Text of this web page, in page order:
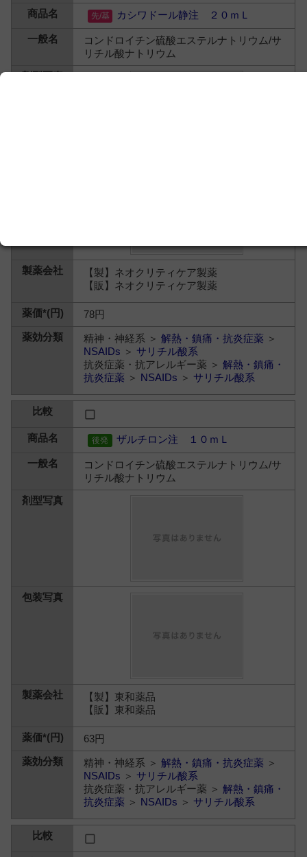
カシワドール静注 ２０ｍＬ
コンドロイチン硫酸エステルナトリウム/サ
リチル酸ナトリウム
【製】ネオクリティケア製薬
【販】ネオクリティケア製薬
78円
精神・神経系 ＞解熱・鎮痛・抗炎症薬 ＞
NSAIDs ＞ サリチル酸系
抗炎症薬・抗アレルギー薬 ＞解熱・鎮痛・
抗炎症薬 ＞ NSAIDs ＞ サリチル酸系
ザルチロン注 １０ｍＬ
コンドロイチン硫酸エステルナトリウム/サ
リチル酸ナトリウム
【製】東和薬品
【販】東和薬品
63円
精神・神経系 ＞解熱・鎮痛・抗炎症薬 ＞
NSAIDs ＞ サリチル酸系
抗炎症薬・抗アレルギー薬 ＞解熱・鎮痛・
抗炎症薬 ＞ NSAIDs ＞ サリチル酸系